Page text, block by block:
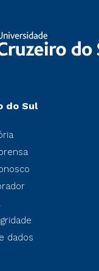
do Sul
dados